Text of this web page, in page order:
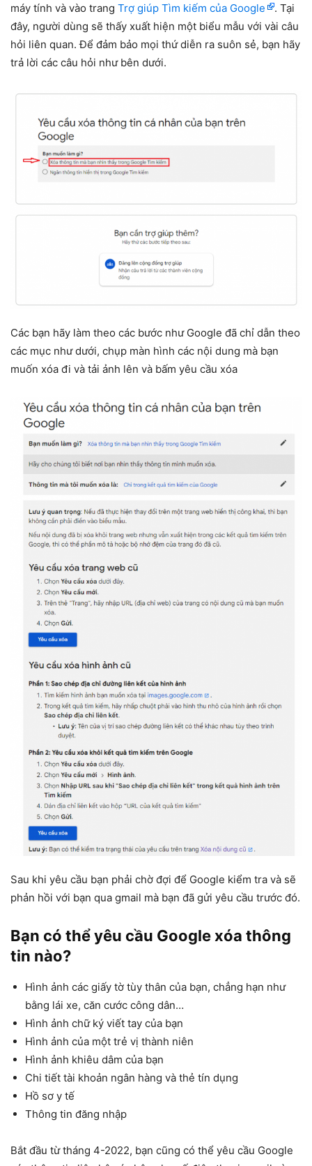
máy tính và vào trang Trợ giúp Tìm kiếm của Google
. Tại
đây, người dùng sẽ thấy xuất hiện một biểu mẫu với vài câu
hỏi liên quan. Để đảm bảo mọi thứ diễn ra suôn sẻ, bạn hãy
trả lời các câu hỏi như bên dưới.
Các bạn hãy làm theo các bước như Google đã chỉ dẫn theo
các mục như dưới, chụp màn hình các nội dung mà bạn
muốn xóa đi và tải ảnh lên và bấm yêu cầu xóa
Sau khi yêu cầu bạn phải chờ đợi để Google kiểm tra và sẽ
phản hồi với bạn qua gmail mà bạn đã gửi yêu cầu trước đó.
Bạn có thể yêu cầu Google xóa thông
tin nào?
Hình ảnh các giấy tờ tùy thân của bạn, chẳng hạn như
bằng lái xe, căn cước công dân…
Hình ảnh chữ ký viết tay của bạn
Hình ảnh của một trẻ vị thành niên
Hình ảnh khiêu dâm của bạn
Chi tiết tài khoản ngân hàng và thẻ tín dụng
Hồ sơ y tế
Thông tin đăng nhập
Bắt đầu từ tháng 4-2022, bạn cũng có thể yêu cầu Google